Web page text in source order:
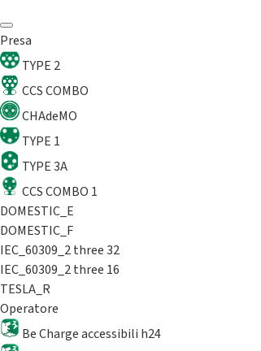
Presa
TYPE 2
CCS COMBO
CHAdeMO
TYPE 1
TYPE 3A
CCS COMBO 1
DOMESTIC_E
DOMESTIC_F
IEC_60309_2 three 32
IEC_60309_2 three 16
TESLA_R
Operatore
Be Charge accessibili h24